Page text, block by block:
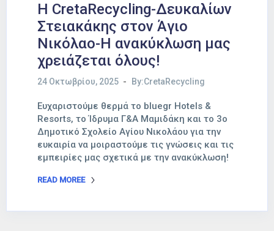
Η CretaRecycling-Δευκαλίων
Στειακάκης στον Άγιο
Νικόλαο-Η ανακύκλωση μας
χρειάζεται όλους!
24 Οκτωβρίου, 2025 By:CretaRecycling
Ευχαριστούμε θερμά το bluegr Hotels &
Resorts, το Ίδρυμα Γ&Α Μαμιδάκη και το 3ο
Δημοτικό Σχολείο Αγίου Νικολάου για την
ευκαιρία να μοιραστούμε τις γνώσεις και τις
εμπειρίες μας σχετικά με την ανακύκλωση!
READ MOREE